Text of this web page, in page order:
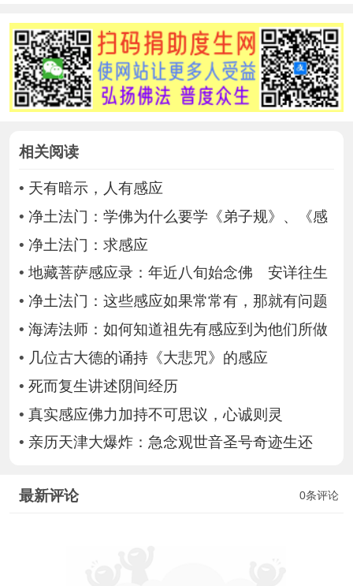
相关阅读
• 天有暗示，人有感应
• 净土法门：学佛为什么要学《弟子规》、《感
• 净土法门：求感应
• 地藏菩萨感应录：年近八旬始念佛 安详往生
• 净土法门：这些感应如果常常有，那就有问题
• 海涛法师：如何知道祖先有感应到为他们所做
• 几位古大德的诵持《大悲咒》的感应
• 死而复生讲述阴间经历
• 真实感应佛力加持不可思议，心诚则灵
• 亲历天津大爆炸：急念观世音圣号奇迹生还
0条评论
最新评论